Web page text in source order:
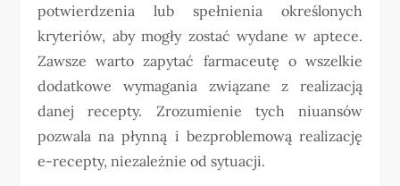
potwierdzenia lub spełnienia określonych
kryteriów, aby mogły zostać wydane w aptece.
Zawsze warto zapytać farmaceutę o wszelkie
dodatkowe wymagania związane z realizacją
danej recepty. Zrozumienie tych niuansów
pozwala na płynną i bezproblemową realizację
e-recepty, niezależnie od sytuacji.